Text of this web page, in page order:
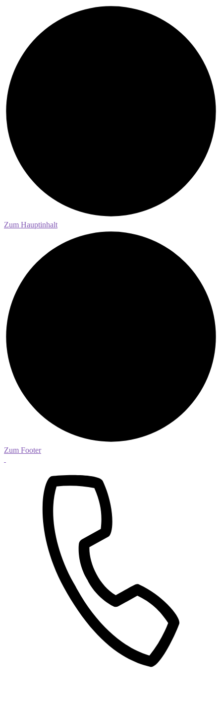
Zum Hauptinhalt
Zum Footer